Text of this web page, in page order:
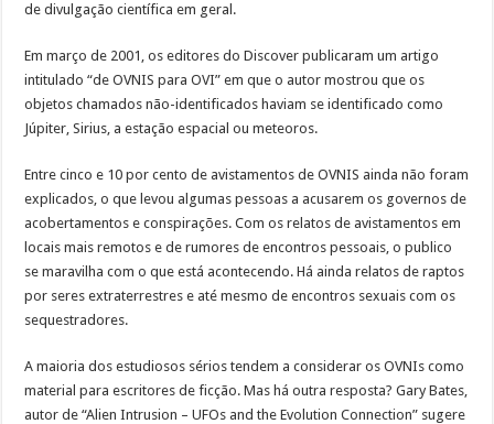
de divulgação científica em geral.
Em março de 2001, os editores do Discover publicaram um artigo
intitulado “de OVNIS para OVI” em que o autor mostrou que os
objetos chamados não-identificados haviam se identificado como
Júpiter, Sirius, a estação espacial ou meteoros.
Entre cinco e 10 por cento de avistamentos de OVNIS ainda não foram
explicados, o que levou algumas pessoas a acusarem os governos de
acobertamentos e conspirações. Com os relatos de avistamentos em
locais mais remotos e de rumores de encontros pessoais, o publico
se maravilha com o que está acontecendo. Há ainda relatos de raptos
por seres extraterrestres e até mesmo de encontros sexuais com os
sequestradores.
A maioria dos estudiosos sérios tendem a considerar os OVNIs como
material para escritores de ficção. Mas há outra resposta? Gary Bates,
autor de “Alien Intrusion – UFOs and the Evolution Connection” sugere